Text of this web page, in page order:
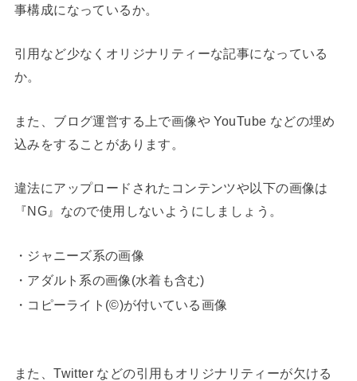
事構成になっているか。
引用など少なくオリジナリティーな記事になっている
か。
また、ブログ運営する上で画像や YouTube などの埋め
込みをすることがあります。
違法にアップロードされたコンテンツや以下の画像は
『NG』なので使用しないようにしましょう。
・ジャニーズ系の画像
・アダルト系の画像(水着も含む)
・コピーライト(©)が付いている画像
また、Twitter などの引用もオリジナリティーが欠ける